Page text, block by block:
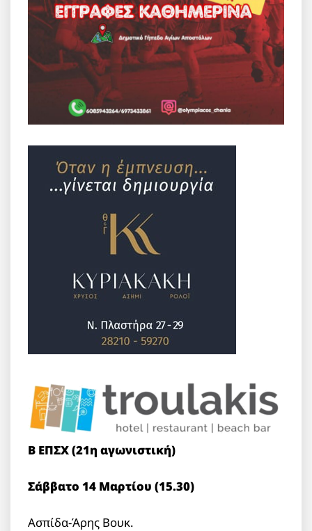
Β ΕΠΣΧ (21η αγωνιστική)
Σάββατο 14 Μαρτίου (15.30)
Ασπίδα-Άρης Βουκ.